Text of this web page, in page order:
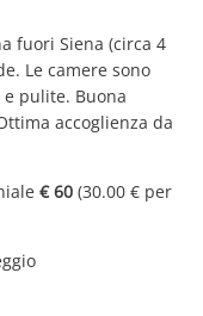
fuori Siena (circa 4
Le camere sono
pulite. Buona
accoglienza da
€ 60 (30.00 € per